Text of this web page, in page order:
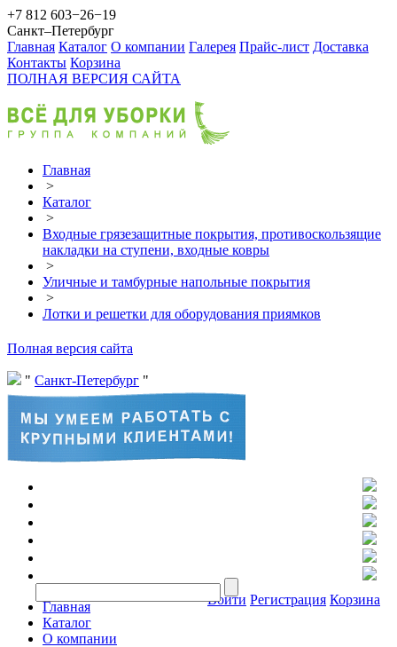
+7 812 603−26−19
Санкт–Петербург
Главная Каталог О компании Галерея Прайс-лист Доставка
Контакты Корзина
ПОЛНАЯ ВЕРСИЯ САЙТА
Главная
>
Каталог
>
Входные грязезащитные покрытия, противоскользящие
накладки на ступени, входные ковры
>
Уличные и тамбурные напольные покрытия
>
Лотки и решетки для оборудования приямков
Полная версия сайта
Санкт-Петербург
Войти Регистрация Корзина
Главная
Каталог
О компании